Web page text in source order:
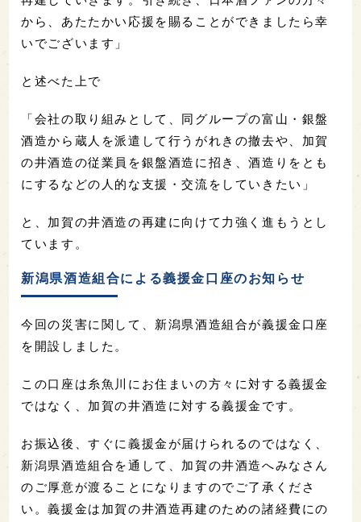
から、あたたかい応援を賜ることができましたら幸
いでございます」
と述べた上で
「会社の取り組みとして、同グループの富山・銀盤
酒造から蔵人を派遣して行うがれきの撤去や、加賀
の井酒造の従業員を銀盤酒造に招き、酒造りをとも
にするなどの人的な支援・交流をしていきたい」
と、加賀の井酒造の再建に向けて力強く進もうとし
ています。
新潟県酒造組合による義援金口座のお知らせ
今回の災害に関して、新潟県酒造組合が義援金口座
を開設しました。
この口座は糸魚川にお住まいの方々に対する義援金
ではなく、加賀の井酒造に対する義援金です。
お振込後、すぐに義援金が届けられるのではなく、
新潟県酒造組合を通して、加賀の井酒造へみなさん
のご厚意が渡ることになりますのでご了承くださ
い。義援金は加賀の井酒造再建のための諸経費にの